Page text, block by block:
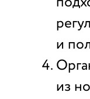
и
из